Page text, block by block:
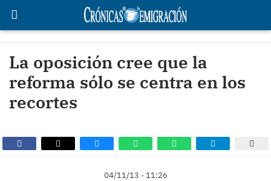
La oposición cree que la
reforma sólo se centra en los
recortes
04/11/13 - 11:26